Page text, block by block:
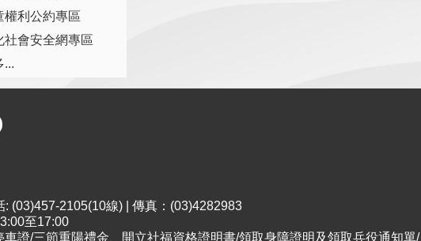
權利公約專區
社會安全網專區
...
(03)457-2105(10線) | 傳真：(03)4282983
至17:00
證/三節重陽禮金、開立社福資格證明書/領取身障證明及領取兵役通知單/